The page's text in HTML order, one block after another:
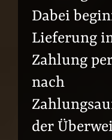
Dabei
Lieferung
Zahlung
nach
der